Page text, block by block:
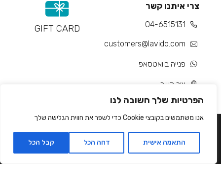
הפרטיות שלך חשובה לנו
אנו משתמשים בקובצי Cookie כדי לשפר את חווית הגלישה שלך
התאמה אישית דחה הכל קבל הכל
צרי איתנו קשר
04-6515131
customers@lavido.com
פנייה בוואטסאפ
צור קשר
GIFT CARD
Developed by Matat Technologies ltd